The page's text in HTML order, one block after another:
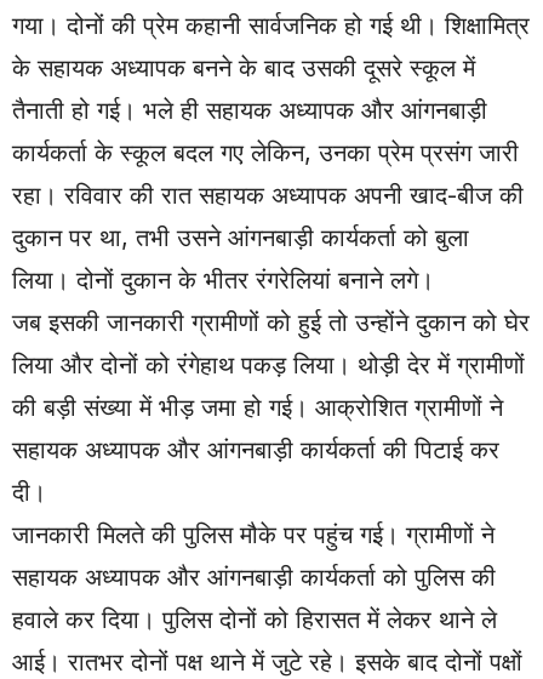
गया। दोनों की प्रेम कहानी सार्वजनिक हो गई थी। शिक्षामित्र
के सहायक अध्यापक बनने के बाद उसकी दूसरे स्कूल में
तैनाती हो गई। भले ही सहायक अध्यापक और आंगनबाड़ी
कार्यकर्ता के स्कूल बदल गए लेकिन, उनका प्रेम प्रसंग जारी
रहा। रविवार की रात सहायक अध्यापक अपनी खाद-बीज की
दुकान पर था, तभी उसने आंगनबाड़ी कार्यकर्ता को बुला
लिया। दोनों दुकान के भीतर रंगरेलियां बनाने लगे।
जब इसकी जानकारी ग्रामीणों को हुई तो उन्होंने दुकान को घेर
लिया और दोनों को रंगेहाथ पकड़ लिया। थोड़ी देर में ग्रामीणों
की बड़ी संख्या में भीड़ जमा हो गई। आक्रोशित ग्रामीणों ने
सहायक अध्यापक और आंगनबाड़ी कार्यकर्ता की पिटाई कर
दी।
जानकारी मिलते की पुलिस मौके पर पहुंच गई। ग्रामीणों ने
सहायक अध्यापक और आंगनबाड़ी कार्यकर्ता को पुलिस की
हवाले कर दिया। पुलिस दोनों को हिरासत में लेकर थाने ले
आई। रातभर दोनों पक्ष थाने में जुटे रहे। इसके बाद दोनों पक्षों